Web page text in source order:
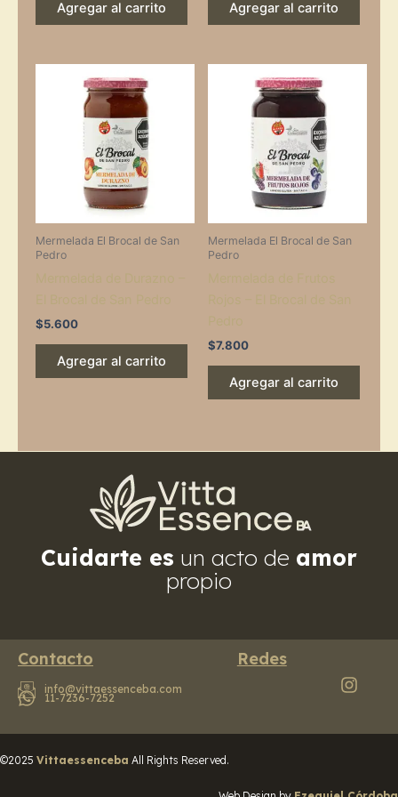
Agregar al carrito Agregar al carrito
Mermelada El Brocal de San
Pedro
$5.600
Agregar al carrito
Mermelada El Brocal de San
Pedro
$7.800
Agregar al carrito
Cuidarte es un acto de amor
propio
Contacto
info@vittaessenceba.com
11-7236-7252
Redes
©2025 Vittaessenceba All Rights Reserved.